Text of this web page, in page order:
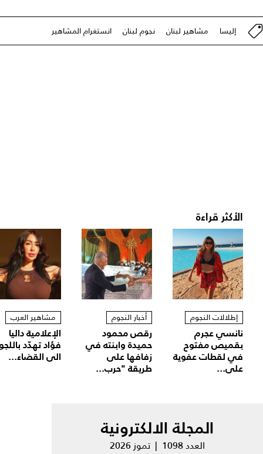
إليسا مشاهير لبنان نجوم لبنان انستغرام المشاهير
الأكثر قراءة
إطلالات النجوم
نانسي عجرم
بقميص مفتوح
في لقطات عفوية
على...
أخبار النجوم
رقص محمود
حميدة وابنته في
زفافها على
طريقة "حرب...
مشاهير العرب
الإعلامية داليا
فؤاد تهدّد
الى القضاء...
المجلة الالكترونية
العدد 1098 | تموز 2026